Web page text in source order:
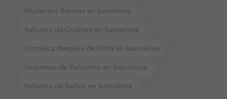
Mudanzas Baratas en barcelona
Reforma de Cocinas en barcelona
Limpieza después de Obra en barcelona
Empresas de Reformas en barcelona
Reforma de Baños en barcelona